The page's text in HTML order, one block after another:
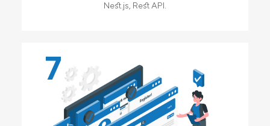
Nest.js, Rest API.
7